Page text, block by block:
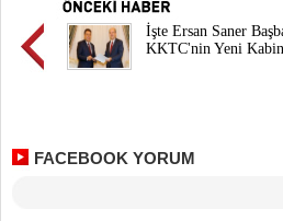
İşte Ersan Saner
KKTC'nin Yeni
FACEBOOK YORUM